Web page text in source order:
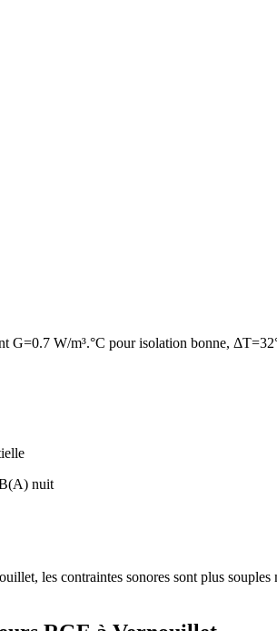
W/m³.°C pour isolation bonne,
nuit
les contraintes sonores sont plus